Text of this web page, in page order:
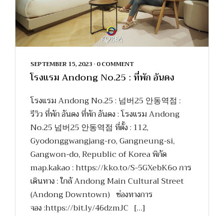
SEPTEMBER 15, 2023 • 0 COMMENT
โรงแรม Andong No.25 : ที่พัก อันดง
โรงแรม Andong No.25 : 넘버25 안동역점 :
รีวิว ที่พัก อันดง ที่พัก อันดง : โรงแรม Andong
No.25 넘버25 안동역점 ที่ตั้ง : 112,
Gyodonggwangjang-ro, Gangneung-si,
Gangwon-do, Republic of Korea พิกัด
map.kakao : https://kko.to/S-5GXebK6o การ
เดินทาง : ใกล้ Andong Main Cultural Street
(Andong Downtown) ช่องทางการ
จอง :https://bit.ly/46dzmJC […]